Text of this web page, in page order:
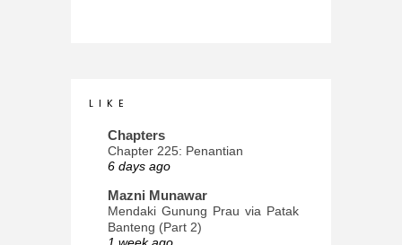
L I K E
Chapters
Chapter 225: Penantian
6 days ago
Mazni Munawar
Mendaki Gunung Prau via Patak
Banteng (Part 2)